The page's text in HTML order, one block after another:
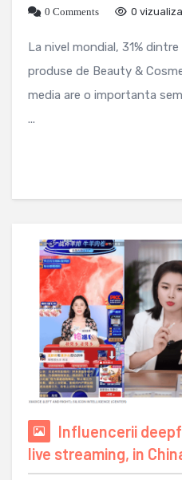
0 Comments
0
La nivel mondial, 31%
produse de Beauty &
media are o importanta
...
Influencerii
live streaming, in